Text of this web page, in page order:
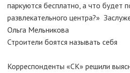
паркуются бесплатно, а что будет
развлекательного центра?»
Ольга Мельникова
Строители боятся называть себя
Корреспонденты «СК» решили